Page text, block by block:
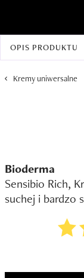
OPIS PRODUKTU
Kremy uniwersalne
Bioderma
Sensibio Rich,
suchej i bardzo